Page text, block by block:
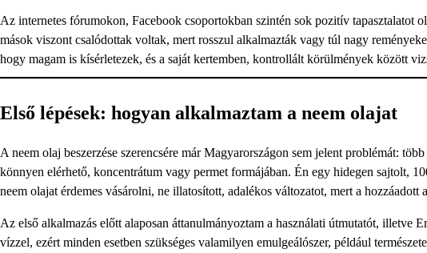
Az internetes fórumokon, Facebook csoportokban szintén sok pozitív tapasztalatot
mások viszont csalódottak voltak, mert rosszul alkalmazták vagy túl nagy
hogy magam is kísérletezek, és a saját kertemben, kontrollált körülmények között
Első lépések: hogyan alkalmaztam a neem olajat
A neem olaj beszerzése szerencsére már Magyarországon sem jelent problémát:
könnyen elérhető, koncentrátum vagy permet formájában. Én egy hidegen sajtolt,
neem olajat érdemes vásárolni, ne illatosított, adalékos változatot, mert a
Az első alkalmazás előtt alaposan áttanulmányoztam a használati útmutatót, illetve
vízzel, ezért minden esetben szükséges valamilyen emulgeálószer, például